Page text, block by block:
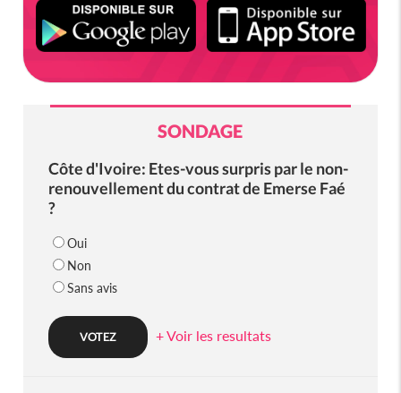
SONDAGE
Côte d'Ivoire: Etes-vous surpris par le non-
renouvellement du contrat de Emerse Faé
?
Oui
Non
Sans avis
+ Voir les resultats